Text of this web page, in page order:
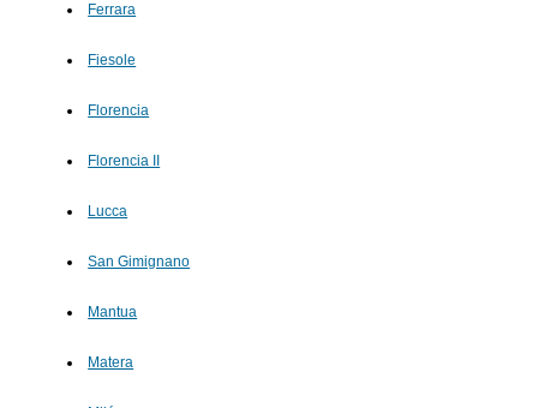
Ferrara
Fiesole
Florencia
Florencia II
Lucca
San Gimignano
Mantua
Matera